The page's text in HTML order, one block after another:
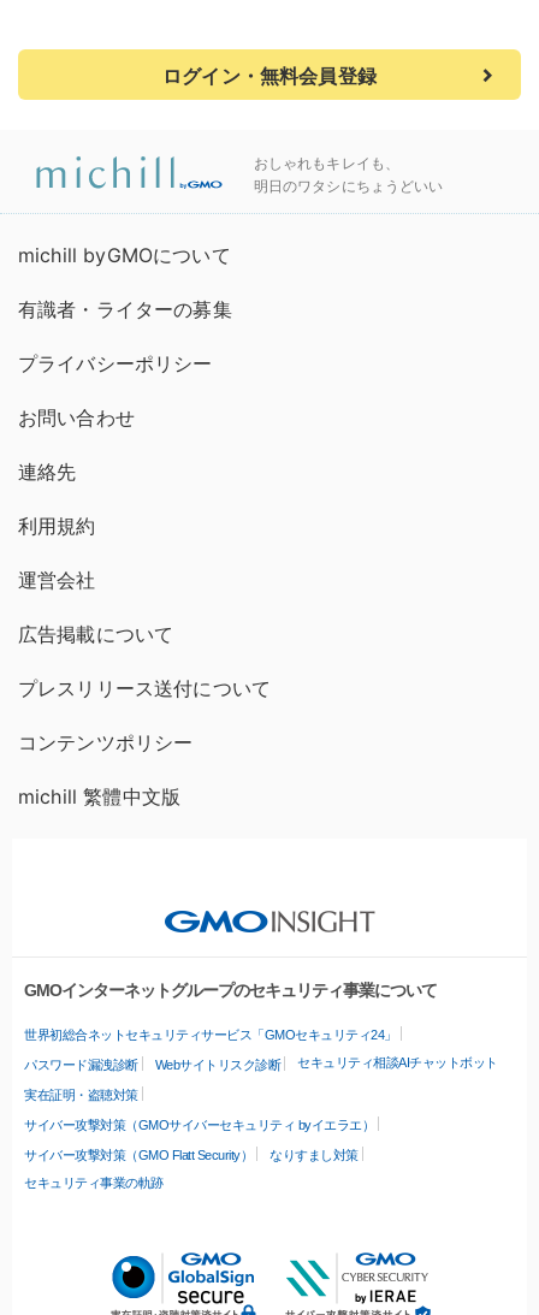
ログイン・無料会員登録
おしゃれもキレイも、
明日のワタシにちょうどいい
michill byGMOについて
有識者・ライターの募集
プライバシーポリシー
お問い合わせ
連絡先
利用規約
運営会社
広告掲載について
プレスリリース送付について
コンテンツポリシー
michill 繁體中文版
GMOインターネットグループのセキュリティ事業について
世界初総合ネットセキュリティサービス「GMOセキュリティ24」
パスワード漏洩診断 Webサイトリスク診断 セキュリティ相談AIチャットボット
実在証明・盗聴対策
サイバー攻撃対策（GMOサイバーセキュリティ byイエラエ）
サイバー攻撃対策（GMO Flatt Security）
なりすまし対策
セキュリティ事業の軌跡